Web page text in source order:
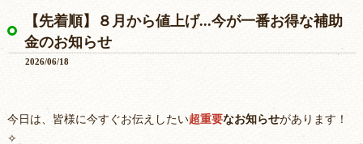
【先着順】８月から値上げ...今が一番お得な補助
金のお知らせ
2026/06/18
今日は、皆様に今すぐお伝えしたい超重要なお知らせがあります！
✧